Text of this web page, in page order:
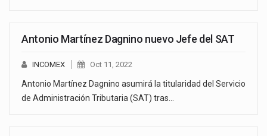
Antonio Martínez Dagnino nuevo Jefe del SAT
INCOMEX Oct 11, 2022
Antonio Martínez Dagnino asumirá la titularidad del Servicio
de Administración Tributaria (SAT) tras…